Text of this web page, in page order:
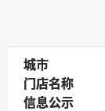
城市
城市
门店名称
门店名称
信息公示
信息公示